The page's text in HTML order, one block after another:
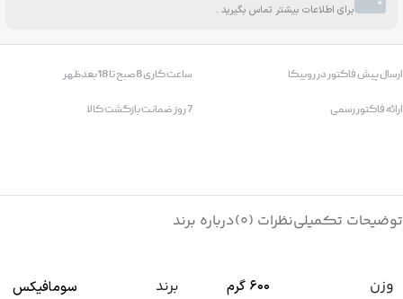
برای اطلاعات بیشتر تماس بگیرید .
ارسال پیش فاکتور در روبیکا ساعت کاری 8صبح تا 18بعدظهر
ارائه فاکتور رسمی 7 روز ضمانت بازگشت کالا
توضیحات تکمیلینظرات (0) درباره برند
وزن 600 گرم برند سومافیکس